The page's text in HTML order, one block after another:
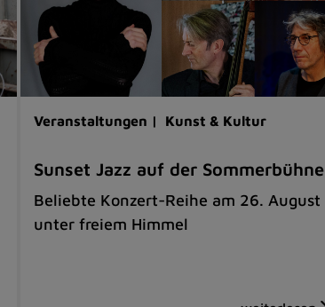
Veranstaltungen | Kunst & Kultur
Sunset Jazz auf der Sommerbühne
Beliebte Konzert-Reihe am 26. August
unter freiem Himmel